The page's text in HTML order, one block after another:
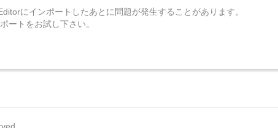
にインポートしたあとに問題が発生することがあります。
ートをお試し下さい。